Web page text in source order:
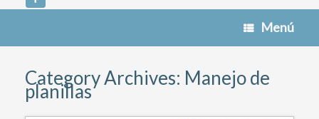
Menú
Category Archives: Manejo de
planillas